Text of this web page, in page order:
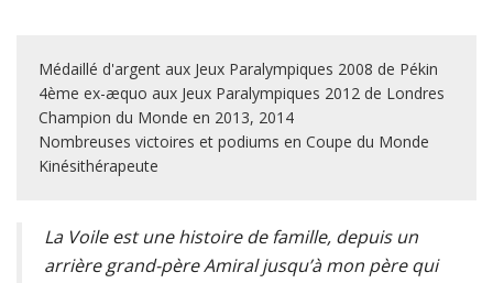
Médaillé d'argent aux Jeux Paralympiques 2008 de Pékin
4ème ex-æquo aux Jeux Paralympiques 2012 de Londres
Champion du Monde en 2013, 2014
Nombreuses victoires et podiums en Coupe du Monde
Kinésithérapeute
La Voile est une histoire de famille, depuis un
arrière grand-père Amiral jusqu’à mon père qui